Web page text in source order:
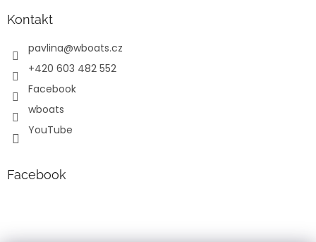
Kontakt
pavlina@wboats.cz
+420 603 482 552
Facebook
wboats
YouTube
Facebook